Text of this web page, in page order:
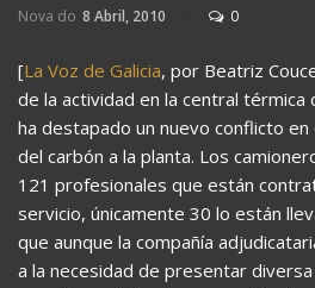
Nova do 8 Abril, 2010 0
[La Voz de Galicia, por Beatriz
de la actividad en la central térmica
ha destapado un nuevo conflicto
del carbón a la planta. Los
121 profesionales que están
servicio, únicamente 30 lo están
que aunque la compañía
a la necesidad de presentar